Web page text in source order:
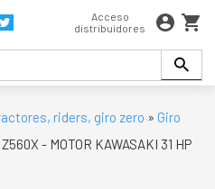
Acceso
distribuidores
riders, giro zero » Giro
- MOTOR KAWASAKI 31 HP